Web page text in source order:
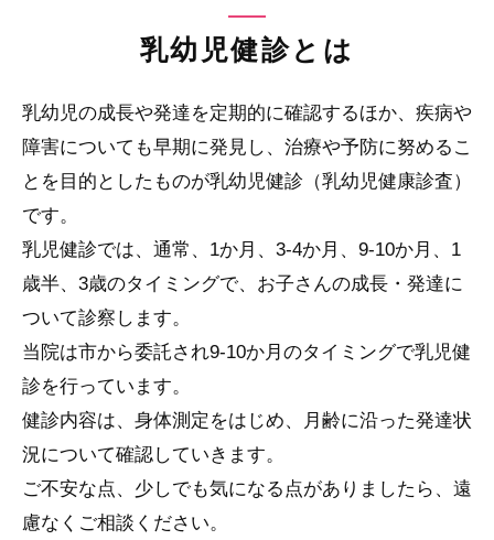
乳幼児健診とは
乳幼児の成長や発達を定期的に確認するほか、疾病や
障害についても早期に発見し、治療や予防に努めるこ
とを目的としたものが乳幼児健診（乳幼児健康診査）
です。
乳児健診では、通常、1か月、3-4か月、9-10か月、1
歳半、3歳のタイミングで、お子さんの成長・発達に
ついて診察します。
当院は市から委託され9-10か月のタイミングで乳児健
診を行っています。
健診内容は、身体測定をはじめ、月齢に沿った発達状
況について確認していきます。
ご不安な点、少しでも気になる点がありましたら、遠
慮なくご相談ください。